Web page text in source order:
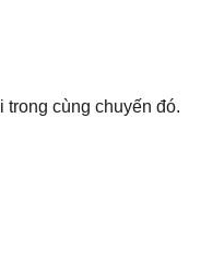
cùng chuyến đó.